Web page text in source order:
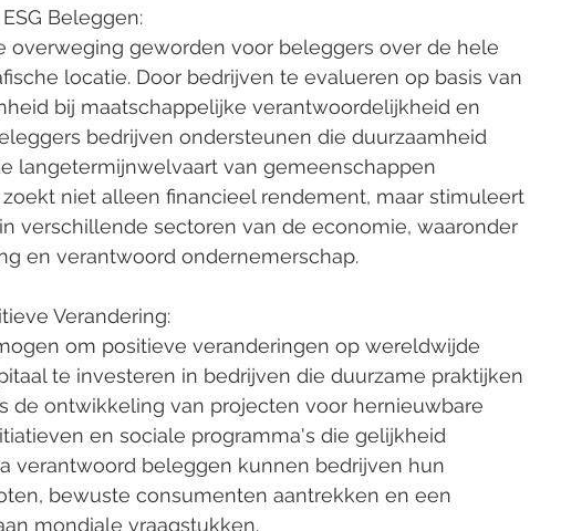
Beleggen:
locatie. Door bedrijven te evalueren op basis van
bij maatschappelijke verantwoordelijkheid en
bedrijven ondersteunen die duurzaamheid
langetermijnwelvaart van gemeenschappen
niet alleen financieel rendement, maar stimuleert
verschillende sectoren van de economie, waaronder
en verantwoord ondernemerschap.
Verandering:
te investeren in bedrijven die duurzame praktijken
de ontwikkeling van projecten voor hernieuwbare
en sociale programma's die gelijkheid
verantwoord beleggen kunnen bedrijven hun
bewuste consumenten aantrekken en een
mondiale vraagstukken.